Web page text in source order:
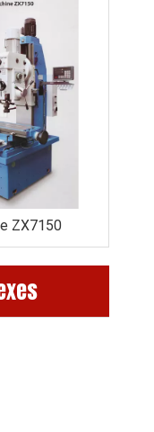
ZX7150